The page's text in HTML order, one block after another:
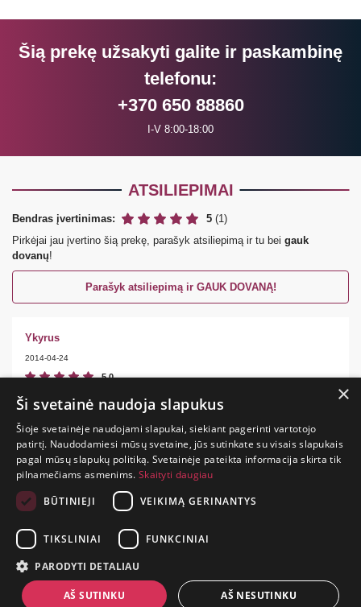
Šią prekę užsakyti galite ir paskambinę
telefonu:
+370 650 88860
I-V 8:00-18:00
ATSILIEPIMAI
Bendras įvertinimas: 5 (1)
Pirkėjai jau įvertino šią prekę, parašyk atsiliepimą ir tu bei gauk
dovanų!
Parašyk atsiliepimą ir GAUK DOVANĄ!
Ykyrus
2014-04-24
5.0
sitas uz pirminius tengas daug geresnis
GYVENIMAS
TRUMPAS.
PATIRK
NUOTYKĮ.
+370 650 88860
×
Ši svetainė naudoja slapukus
Šioje svetainėje naudojami slapukai, siekiant pagerinti vartotojo
patirtį. Naudodamiesi mūsų svetaine, jūs sutinkate su visais slapukais
pagal mūsų slapukų politiką. Svetainėje pateikta informacija skirta tik
pilnamečiams asmenims. Skaityti daugiau
BŪTINIEJI
VEIKIMĄ GERINANTYS
TIKSLINIAI FUNKCINIAI
PARODYTI DETALIAU
AŠ SUTINKU AŠ NESUTINKU